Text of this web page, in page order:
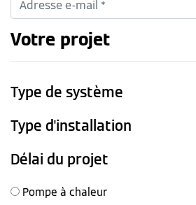
Votre projet
Type de système
Type d'installation
Délai du projet
Pompe à chaleur